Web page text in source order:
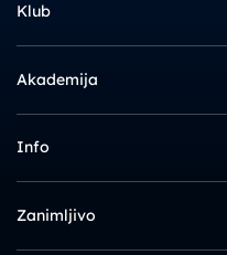
Klub
Akademija
Info
Zanimljivo